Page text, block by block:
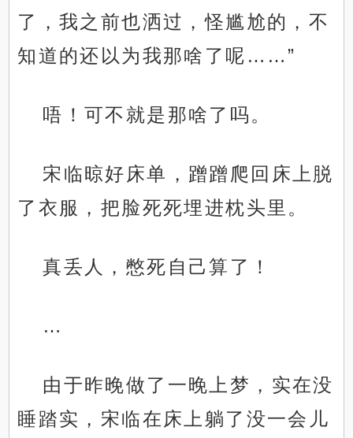
了，我之前也洒过，怪尴尬的，不
知道的还以为我那啥了呢……”
唔！可不就是那啥了吗。
宋临晾好床单，蹭蹭爬回床上脱
了衣服，把脸死死埋进枕头里。
真丢人，憋死自己算了！
…
由于昨晚做了一晚上梦，实在没
睡踏实，宋临在床上躺了没一会儿